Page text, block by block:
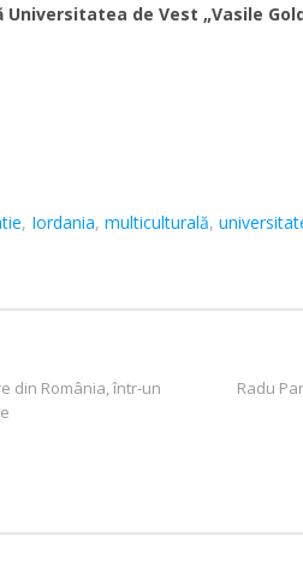
Universitatea de Vest „Vasile
, Iordania, multiculturală,
Radu
din România, într-un